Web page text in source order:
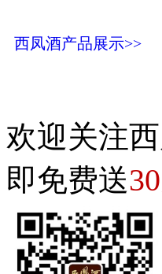
西凤酒产品展示>>
欢迎关注
即免费送